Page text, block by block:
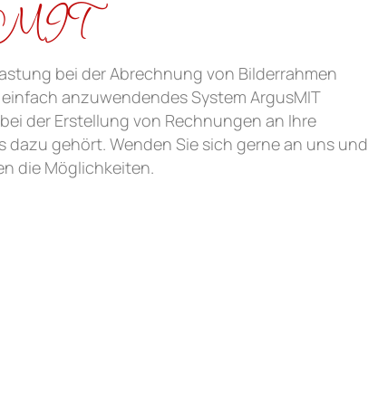
bei der Abrechnung von Bilderrahmen
anzuwendendes System ArgusMIT
der Erstellung von Rechnungen an Ihre
dazu gehört. Wenden Sie sich gerne an uns und
die Möglichkeiten.